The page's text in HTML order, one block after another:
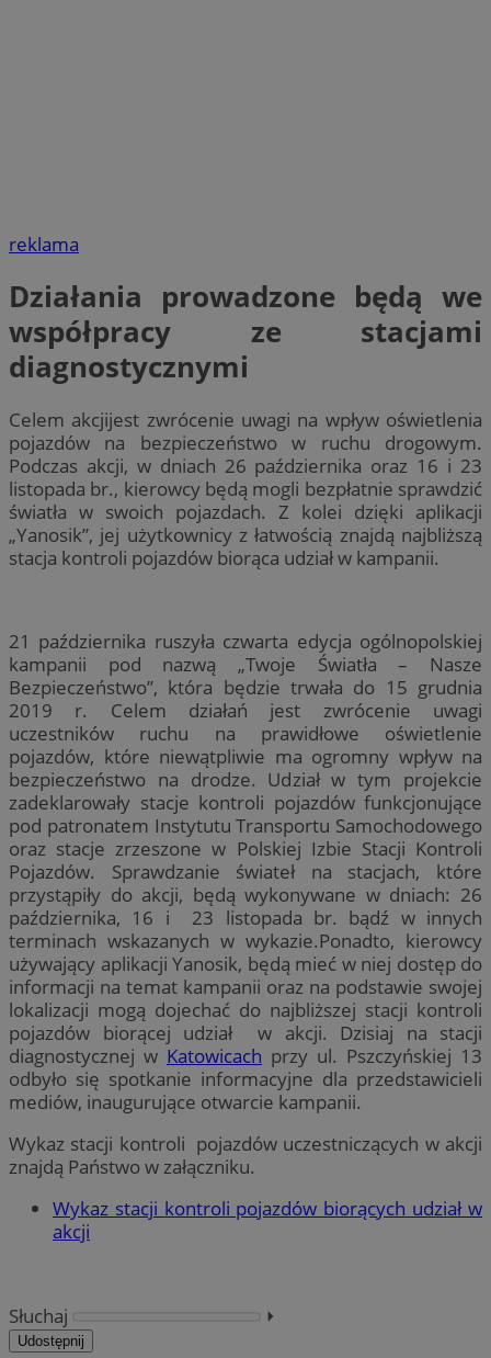
reklama
Działania prowadzone będą we
współpracy ze stacjami
diagnostycznymi
Celem akcjijest zwrócenie uwagi na wpływ oświetlenia
pojazdów na bezpieczeństwo w ruchu drogowym.
Podczas akcji, w dniach 26 października oraz 16 i 23
listopada br., kierowcy będą mogli bezpłatnie sprawdzić
światła w swoich pojazdach. Z kolei dzięki aplikacji
„Yanosik”, jej użytkownicy z łatwością znajdą najbliższą
stacja kontroli pojazdów biorąca udział w kampanii.
21 października ruszyła czwarta edycja ogólnopolskiej
kampanii pod nazwą „Twoje Światła – Nasze
Bezpieczeństwo”, która będzie trwała do 15 grudnia
2019 r. Celem działań jest zwrócenie uwagi
uczestników ruchu na prawidłowe oświetlenie
pojazdów, które niewątpliwie ma ogromny wpływ na
bezpieczeństwo na drodze. Udział w tym projekcie
zadeklarowały stacje kontroli pojazdów funkcjonujące
pod patronatem Instytutu Transportu Samochodowego
oraz stacje zrzeszone w Polskiej Izbie Stacji Kontroli
Pojazdów. Sprawdzanie świateł na stacjach, które
przystąpiły do akcji, będą wykonywane w dniach: 26
października, 16 i 23 listopada br. bądź w innych
terminach wskazanych w wykazie.Ponadto, kierowcy
używający aplikacji Yanosik, będą mieć w niej dostęp do
informacji na temat kampanii oraz na podstawie swojej
lokalizacji mogą dojechać do najbliższej stacji kontroli
pojazdów biorącej udział w akcji. Dzisiaj na stacji
diagnostycznej w Katowicach przy ul. Pszczyńskiej 13
odbyło się spotkanie informacyjne dla przedstawicieli
mediów, inaugurujące otwarcie kampanii.
Wykaz stacji kontroli pojazdów uczestniczących w akcji
znajdą Państwo w załączniku.
Wykaz stacji kontroli pojazdów biorących udział w
akcji
Słuchaj ⏵︎
Udostępnij